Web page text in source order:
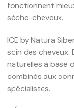
fonctionnent
sèche-cheveux.
ICE by Natura
soin des cheveux.
naturelles à base
combinés aux
spécialistes.